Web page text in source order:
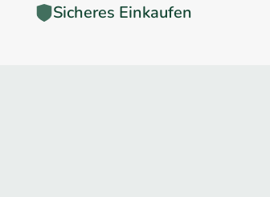
Sicheres Einkaufen